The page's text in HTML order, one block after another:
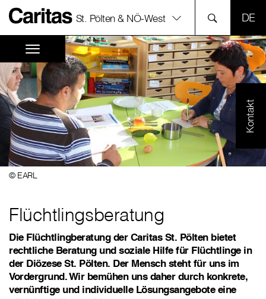
St. Pölten & NÖ-West
Kontakt
© EARL
Flüchtlingsberatung
Die Flüchtlingberatung der Caritas St. Pölten bietet
rechtliche Beratung und soziale Hilfe für Flüchtlinge in
der Diözese St. Pölten. Der Mensch steht für uns im
Vordergrund. Wir bemühen uns daher durch konkrete,
vernünftige und individuelle Lösungsangebote eine